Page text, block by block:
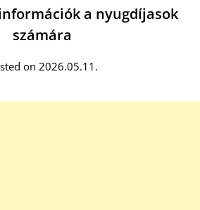
a nyugdíjasok
számára
on 2026.05.11.